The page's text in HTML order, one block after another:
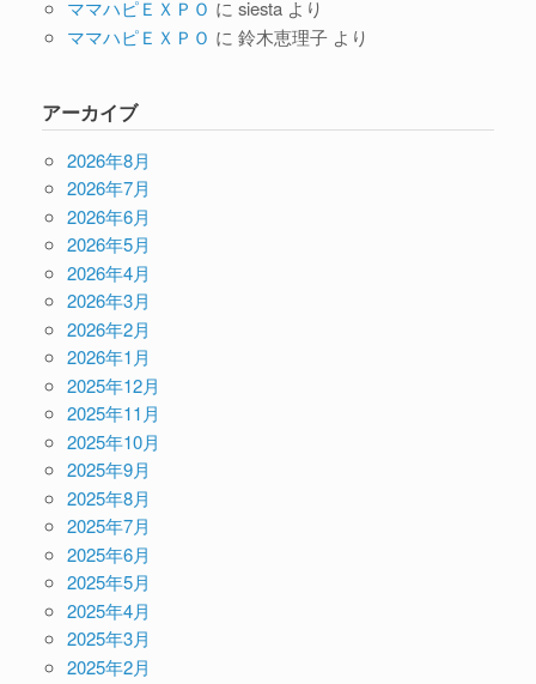
ママハピＥＸＰＯ に siestaより
ママハピＥＸＰＯ に 鈴木恵理子より
アーカイブ
2026年8月
2026年7月
2026年6月
2026年5月
2026年4月
2026年3月
2026年2月
2026年1月
2025年12月
2025年11月
2025年10月
2025年9月
2025年8月
2025年7月
2025年6月
2025年5月
2025年4月
2025年3月
2025年2月